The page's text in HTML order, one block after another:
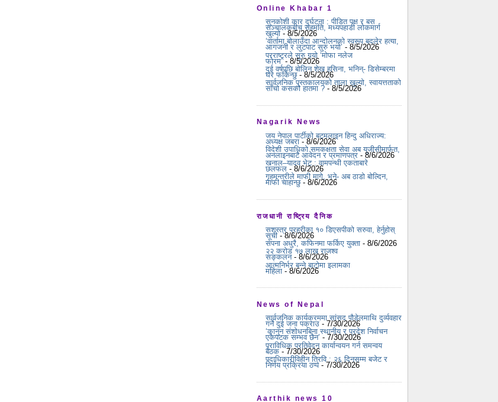
Online Khabar 1
सुनकोशी कार दुर्घटना : पीडित पक्ष र बस
सञ्चालकबीच सहमति, मध्यपहाडी लोकमार्ग
खुल्यो - 8/5/2026
‘वार्तामा बोलाउँदा आन्दोलनको स्वरूप बदलेर हत्या,
आगजनी र लुटपाट सुरु भयो’ - 8/5/2026
परराष्ट्रले सुरु गर्‍यो ‘मोफा नलेज
फोरम’- 8/5/2026
दुई वर्षपछि बोलिन शेख हसिना, भनिन्- डिसेम्बरमा
घर फर्किन्छु- 8/5/2026
सार्वजनिक पुस्तकालयको ताला खुल्यो, स्वायत्तताको
साँचो कसको हातमा ? - 8/5/2026
Nagarik News
जय नेपाल पार्टीको बटमलाइन हिन्दु अधिराज्य:
अध्यक्ष जबरा - 8/6/2026
विदेशी उपाधिको समकक्षता सेवा अब यूजीसीमार्फत,
अनलाइनबाटै आवेदन र प्रमाणपत्र - 8/6/2026
खनाल–यादव भेट : वामपन्थी एकताबारे
छलफल - 8/6/2026
गृहमन्त्रीले माफी मागे, भने- अब ठाडो बोल्दिन,
माफी चाहान्छु- 8/6/2026
राजधानी राष्ट्रिय दैनिक
सशस्त्र प्रहरीका १० डिएसपीको सरुवा, हेर्नुहोस्
सूची - 8/6/2026
सपना अधुरै, कफिनमा फर्किए युक्ता - 8/6/2026
२२ करोड १७ लाख राजश्व
सङ्कलन- 8/6/2026
आत्मनिर्भर बन्ने बाटोमा इलामका
महिला - 8/6/2026
News of Nepal
सार्वजनिक कार्यक्रममा सांसद पौडेलमाथि दुर्व्यवहार
गर्ने दुई जना पक्राउ - 7/30/2026
‘कानुन संशोधनबिना स्थानीय र प्रदेश निर्वाचन
एकैपटक सम्भव छैन’ - 7/30/2026
प्राविधिक प्रतिवेदन कार्यान्वयन गर्न समन्वय
बैठक- 7/30/2026
पदाधिकारीविहीन त्रिवि : २६ दिनसम्म बजेट र
निर्णय प्रक्रिया ठप्प- 7/30/2026
Aarthik news 10